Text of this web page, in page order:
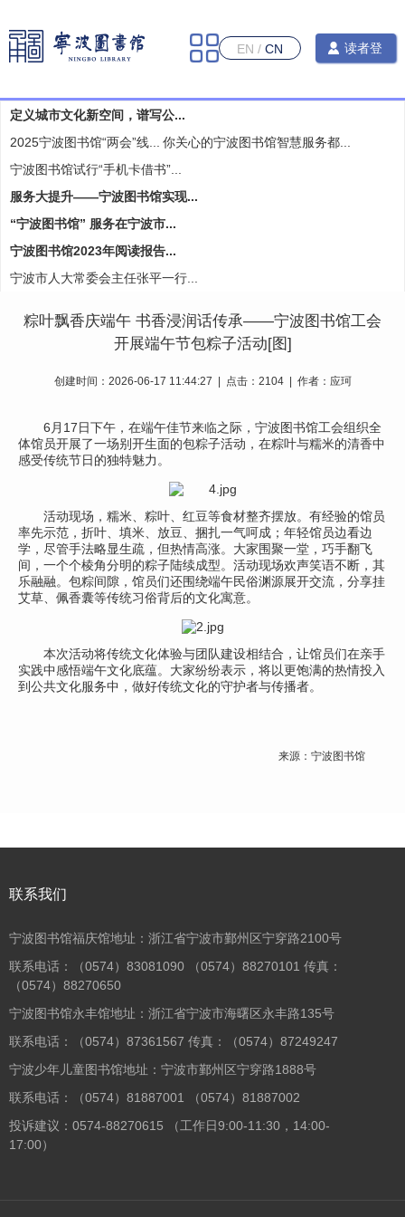
EN /CN
读者登
​粽叶飘香庆端午 书香浸润话传承——宁波图书馆工会
开展端午节包粽子活动[图]
创建时间：2026-06-17 11:44:27 | 点击：2104 | 作者：应珂
6月17日下午，在端午佳节来临之际，宁波图书馆工会组织全
体馆员开展了一场别开生面的包粽子活动，在粽叶与糯米的清香中
感受传统节日的独特魅力。
活动现场，糯米、粽叶、红豆等食材整齐摆放。有经验的馆员
率先示范，折叶、填米、放豆、捆扎一气呵成；年轻馆员边看边
学，尽管手法略显生疏，但热情高涨。大家围聚一堂，巧手翻飞
间，一个个棱角分明的粽子陆续成型。活动现场欢声笑语不断，其
乐融融。包粽间隙，馆员们还围绕端午民俗渊源展开交流，分享挂
艾草、佩香囊等传统习俗背后的文化寓意。
本次活动将传统文化体验与团队建设相结合，让馆员们在亲手
实践中感悟端午文化底蕴。大家纷纷表示，将以更饱满的热情投入
到公共文化服务中，做好传统文化的守护者与传播者。
来源：宁波图书馆
​定义城市文化新空间，谱写公...
2025宁波图书馆“两会”线...
你关心的宁波图书馆智慧服务都...
宁波图书馆试行“手机卡借书”...
服务大提升——宁波图书馆实现...
“宁波图书馆” 服务在宁波市...
宁波图书馆2023年阅读报告...
宁波市人大常委会主任张平一行...
联系我们
宁波图书馆福庆馆地址：浙江省宁波市鄞州区宁穿路2100号
联系电话：（0574）83081090 （0574）88270101 传真：
（0574）88270650
宁波图书馆永丰馆地址：浙江省宁波市海曙区永丰路135号
联系电话：（0574）87361567 传真：（0574）87249247
宁波少年儿童图书馆地址：宁波市鄞州区宁穿路1888号
联系电话：（0574）81887001 （0574）81887002
投诉建议：0574-88270615 （工作日9:00-11:30，14:00-
17:00）